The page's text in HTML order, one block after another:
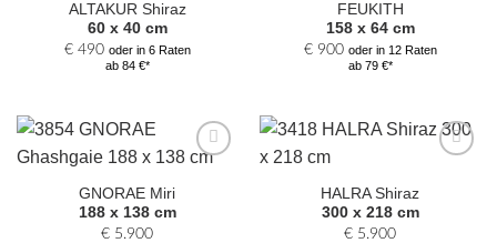
hinzufügen
ALTAKUR Shiraz
60 x 40 cm
€490 oder in 6 Raten
ab 84 €*
hinzufügen
FEUKITH
158 x 64 cm
€900 oder in 12 Raten
ab 79 €*
Auswahl
hinzufügen
GNORAE Miri
188 x 138 cm
€ 5.900
hinzufügen
HALRA Shiraz
300 x 218 cm
€ 5.900